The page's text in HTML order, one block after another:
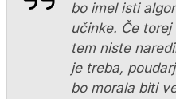
bo imel isti
učinke. Če
tem niste
je treba,
bo morala biti